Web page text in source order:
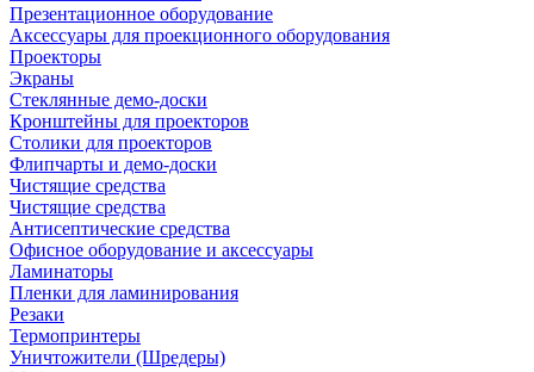
Презентационное оборудование
Аксессуары для проекционного оборудования
Проекторы
Экраны
Стеклянные демо-доски
Кронштейны для проекторов
Столики для проекторов
Флипчарты и демо-доски
Чистящие средства
Чистящие средства
Антисептические средства
Офисное оборудование и аксессуары
Ламинаторы
Пленки для ламинирования
Резаки
Термопринтеры
Уничтожители (Шредеры)